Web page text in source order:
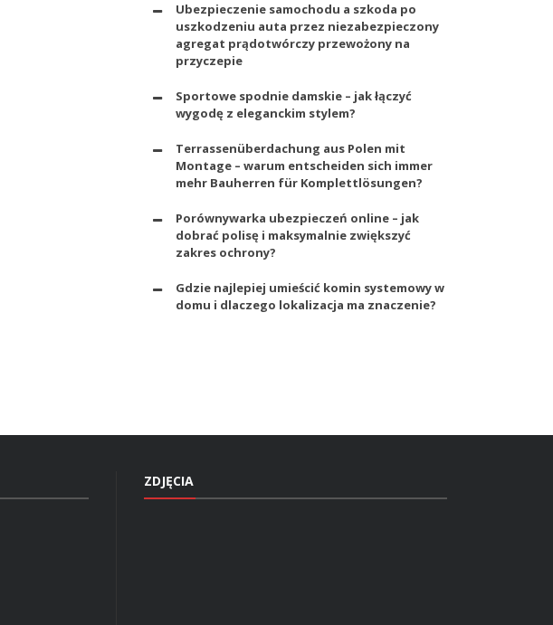
Ubezpieczenie samochodu a szkoda po
uszkodzeniu auta przez niezabezpieczony
agregat prądotwórczy przewożony na
przyczepie
Sportowe spodnie damskie – jak łączyć
wygodę z eleganckim stylem?
Terrassenüberdachung aus Polen mit
Montage – warum entscheiden sich immer
mehr Bauherren für Komplettlösungen?
Porównywarka ubezpieczeń online – jak
dobrać polisę i maksymalnie zwiększyć
zakres ochrony?
Gdzie najlepiej umieścić komin systemowy w
domu i dlaczego lokalizacja ma znaczenie?
ZDJĘCIA